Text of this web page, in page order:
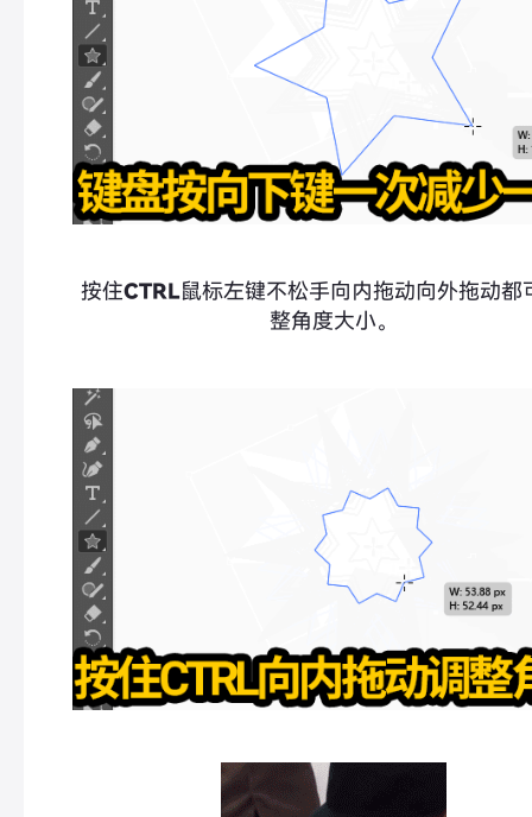
按住CTRL鼠标左键不松手向内拖动向外拖动都
整角度大小。